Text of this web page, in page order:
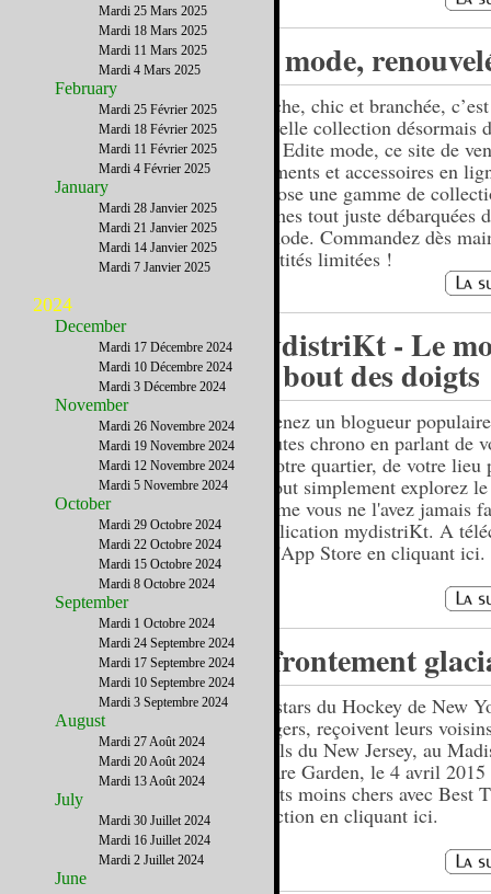
La mode,
Fraîche, chic et branchée,
nouvelle collection désormais
chez Edite mode, ce site de
vêtements et accessoires en
propose une gamme de
femmes tout juste débarquées
de mode. Commandez dès
quantités limitées !
mydistriKt - Le
au bout des doigts
Devenez un blogueur
minutes chrono en parlant de
de votre quartier, de votre lieu
ou tout simplement explorez
comme vous ne l'avez jamais
l'application mydistriKt. A
sur l'App Store en cliquant ici.
Affrontement
Les stars du Hockey de New
Rangers, reçoivent leurs
Devils du New Jersey, au
Square Garden, le 4 avril
tickets moins chers avec Best
Selection en cliquant ici.
Mardi 25 Mars 2025
Mardi 18 Mars 2025
Mardi 11 Mars 2025
Mardi 4 Mars 2025
February
Mardi 25 Février 2025
Mardi 18 Février 2025
Mardi 11 Février 2025
Mardi 4 Février 2025
January
Mardi 28 Janvier 2025
Mardi 21 Janvier 2025
Mardi 14 Janvier 2025
Mardi 7 Janvier 2025
2024
December
Mardi 17 Décembre 2024
Mardi 10 Décembre 2024
Mardi 3 Décembre 2024
November
Mardi 26 Novembre 2024
Mardi 19 Novembre 2024
Mardi 12 Novembre 2024
Mardi 5 Novembre 2024
October
Mardi 29 Octobre 2024
Mardi 22 Octobre 2024
Mardi 15 Octobre 2024
Mardi 8 Octobre 2024
September
Mardi 1 Octobre 2024
Mardi 24 Septembre 2024
Mardi 17 Septembre 2024
Mardi 10 Septembre 2024
Mardi 3 Septembre 2024
August
Mardi 27 Août 2024
Mardi 20 Août 2024
Mardi 13 Août 2024
July
Mardi 30 Juillet 2024
Mardi 16 Juillet 2024
Mardi 2 Juillet 2024
June